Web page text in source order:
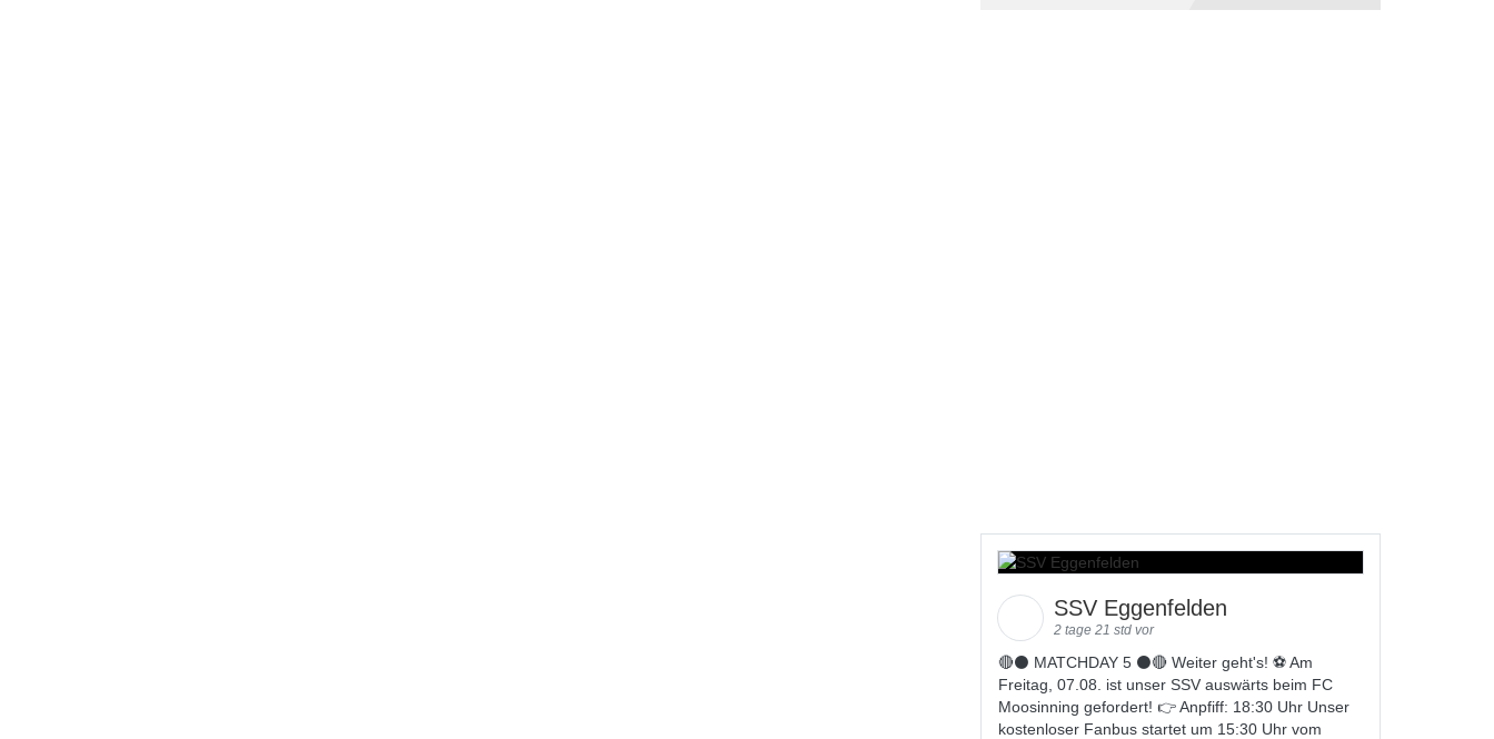
SSV Eggenfelden
2 tage 21 std vor
🔴⚫️ MATCHDAY 5 ⚫️🔴 Weiter geht's! ⚽ Am
Freitag, 07.08. ist unser SSV auswärts beim FC
Moosinning gefordert! 👉 Anpfiff: 18:30 Uhr Unser
kostenloser Fanbus startet um 15:30 Uhr vom